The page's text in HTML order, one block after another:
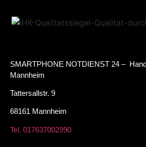
SMARTPHONE NOTDIENST 24 –
Mannheim
Tattersallstr. 9
68161 Mannheim
Tel. 017637002990